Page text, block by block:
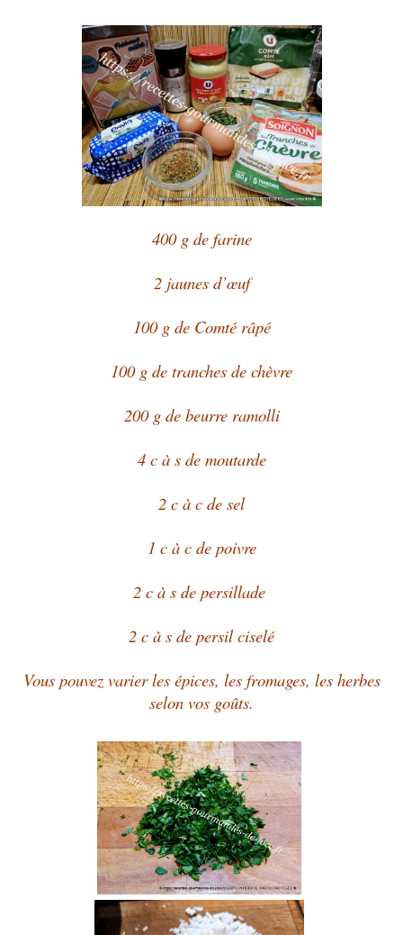
400 g de farine
2 jaunes d’œuf
100 g de Comté râpé
100 g de tranches de chèvre
200 g de beurre ramolli
4 c à s de moutarde
2 c à c de sel
1 c à c de poivre
2 c à s de persillade
2 c à s de persil ciselé
Vous pouvez varier les épices, les fromages, les herbes
selon vos goûts.